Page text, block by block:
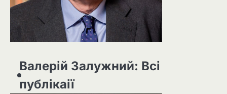
Валерій Залужний: Всі
публікаії